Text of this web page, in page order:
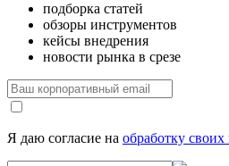
подборка статей
обзоры инструментов
кейсы внедрения
новости рынка в срезе
Я даю согласие на обработку